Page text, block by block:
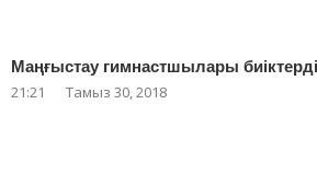
Маңғыстау гимнастшылары
21:21 Тамыз 30, 2018